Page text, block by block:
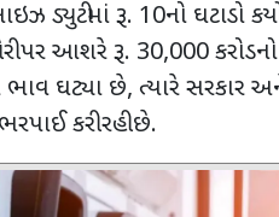
ડ્યુટીમાં રૂ. 10નો ઘટાડો
પર આશરે રૂ. 30,000
ભાવ ઘટ્યા છે, ત્યારે સરકાર
કરી રહી છે.